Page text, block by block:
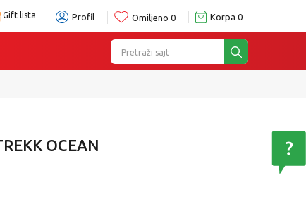
Gift lista Profil Omiljeno 0 Korpa 0
Pretraži sajt
OCEAN